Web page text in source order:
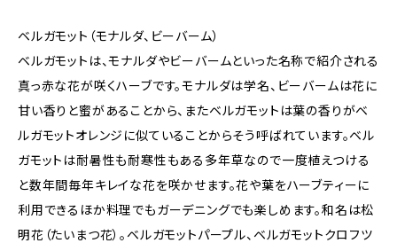
ベルガモット（モナルダ、ビーバーム）
ベルガモットは、モナルダやビーバームといった名称で紹介される
真っ赤な花が咲くハーブです。モナルダは学名、ビーバームは花に
甘い香りと蜜があることから、またベルガモットは葉の香りがベ
ルガモットオレンジに似ていることからそう呼ばれています。ベル
ガモットは耐暑性も耐寒性もある多年草なので一度植えつける
と数年間毎年キレイな花を咲かせます。花や葉をハーブティーに
利用できるほか料理でもガーデニングでも楽しめます。和名は松
明花（たいまつ花）。ベルガモットパープル、ベルガモットクロフツ